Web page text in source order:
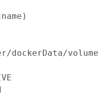
dockerData/